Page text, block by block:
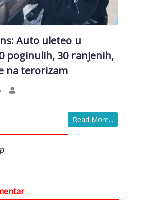
Auto uleteo u
poginulih, 30 ranjenih,
na terorizam
Read More...